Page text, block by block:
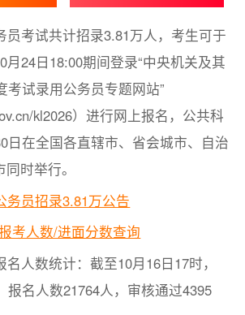
员考试共计招录3.81万人，考生可于
月24日18:00期间登录“中央机关及其
考试录用公务员专题网站”
kl2026）进行网上报名，公共科
日在全国各直辖市、省会城市、自治
时举行。
务员招录3.81万公告
考人数/进面分数查询
名人数统计：截至10月16日17时，
报名人数21764人，审核通过4395